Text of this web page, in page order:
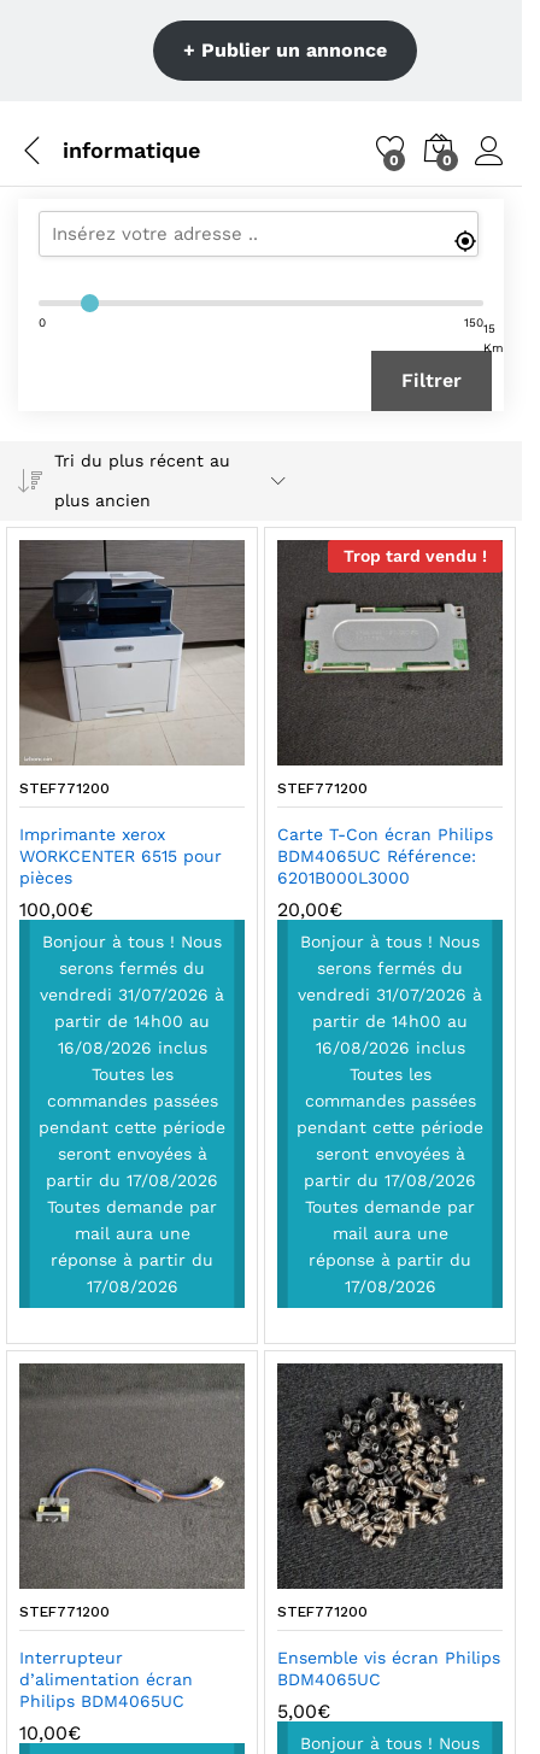
+ Publier un annonce
informatique 0 0
0
15
Km
150
Filtrer
Tri du plus récent au
plus ancien
STEF771200
Imprimante xerox
WORKCENTER 6515 pour
pièces
100,00€
Bonjour à tous ! Nous
serons fermés du
vendredi 31/07/2026 à
partir de 14h00 au
16/08/2026 inclus
Toutes les
commandes passées
pendant cette période
seront envoyées à
partir du 17/08/2026
Toutes demande par
mail aura une
réponse à partir du
17/08/2026
Trop tard vendu !
STEF771200
Carte T-Con écran Philips
BDM4065UC Référence:
6201B000L3000
20,00€
Bonjour à tous ! Nous
serons fermés du
vendredi 31/07/2026 à
partir de 14h00 au
16/08/2026 inclus
Toutes les
commandes passées
pendant cette période
seront envoyées à
partir du 17/08/2026
Toutes demande par
mail aura une
réponse à partir du
17/08/2026
STEF771200
Interrupteur
d’alimentation écran
Philips BDM4065UC
10,00€
STEF771200
Ensemble vis écran Philips
BDM4065UC
5,00€
Bonjour à tous ! Nous